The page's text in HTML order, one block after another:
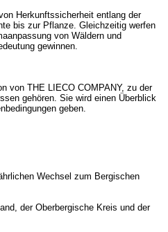
Herkunftssicherheit entlang der
bis zur Pflanze. Gleichzeitig werfen
von Wäldern und
gewinnen.
von THE LIECO COMPANY, zu der
gehören. Sie wird einen Überblick
geben.
Wechsel zum Bergischen
der Oberbergische Kreis und der